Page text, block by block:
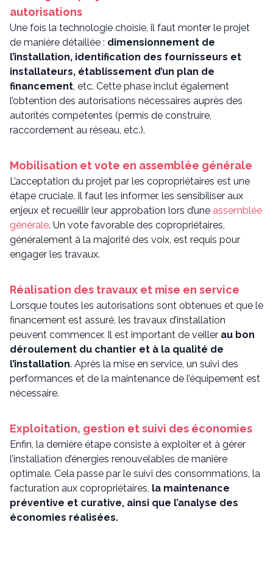
autorisations
Une fois la technologie choisie, il faut monter le projet
de manière détaillée : dimensionnement de
l’installation, identification des fournisseurs et
installateurs, établissement d’un plan de
financement, etc. Cette phase inclut également
l’obtention des autorisations nécessaires auprès des
autorités compétentes (permis de construire,
raccordement au réseau, etc.).
Mobilisation et vote en assemblée générale
L’acceptation du projet par les copropriétaires est une
étape cruciale. Il faut les informer, les sensibiliser aux
enjeux et recueillir leur approbation lors d’une assemblée
générale. Un vote favorable des copropriétaires,
généralement à la majorité des voix, est requis pour
engager les travaux.
Réalisation des travaux et mise en service
Lorsque toutes les autorisations sont obtenues et que le
financement est assuré, les travaux d’installation
peuvent commencer. Il est important de veiller au bon
déroulement du chantier et à la qualité de
l’installation. Après la mise en service, un suivi des
performances et de la maintenance de l’équipement est
nécessaire.
Exploitation, gestion et suivi des économies
Enfin, la dernière étape consiste à exploiter et à gérer
l’installation d’énergies renouvelables de manière
optimale. Cela passe par le suivi des consommations, la
facturation aux copropriétaires, la maintenance
préventive et curative, ainsi que l’analyse des
économies réalisées.